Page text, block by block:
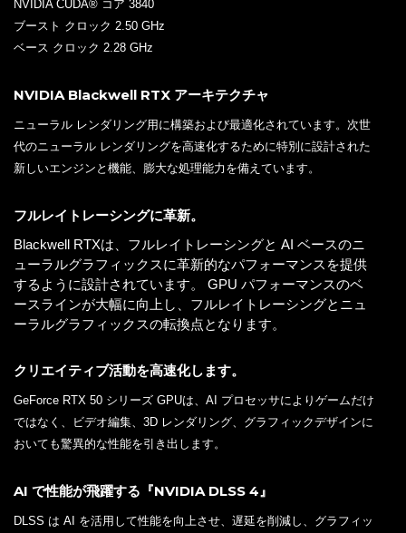
NVIDIA CUDA® コア 3840
ブースト クロック 2.50 GHz
ベース クロック 2.28 GHz
NVIDIA Blackwell RTX アーキテクチャ
ニューラル レンダリング用に構築および最適化されています。次世
代のニューラル レンダリングを高速化するために特別に設計された
新しいエンジンと機能、膨大な処理能力を備えています。
フルレイトレーシングに革新。
Blackwell RTXは、フルレイトレーシングと AI ベースのニ
ューラルグラフィックスに革新的なパフォーマンスを提供
するように設計されています。 GPU パフォーマンスのベ
ースラインが大幅に向上し、フルレイトレーシングとニュ
ーラルグラフィックスの転換点となります。
クリエイティブ活動を高速化します。
GeForce RTX 50 シリーズ GPUは、AI プロセッサによりゲームだけ
ではなく、ビデオ編集、3D レンダリング、グラフィックデザインに
おいても驚異的な性能を引き出します。
AI で性能が飛躍する『NVIDIA DLSS 4』
DLSS は AI を活用して性能を向上させ、遅延を削減し、グラフィッ